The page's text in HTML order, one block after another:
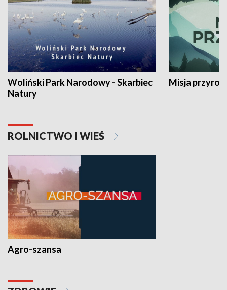
Woliński Park Narodowy - Skarbiec
Natury
Misja
ROLNICTWO I WIEŚ
Agro-szansa